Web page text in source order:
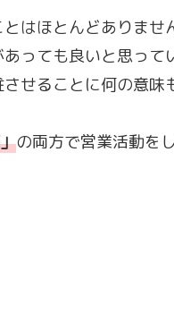
はほとんどありませ
っても良いと思って
せることに何の意味
」の両方で営業活動を